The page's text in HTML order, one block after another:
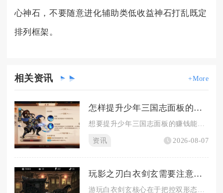
心神石，不要随意进化辅助类低收益神石打乱既定
排列框架。
相关资讯 +More
怎样提升少年三国志面板的赚钱能力
资讯 2026-08-07
玩影之刃白衣剑玄需要注意哪些策略和技巧
游玩白衣剑玄核心在于把控双形态能量循环、利用远程控场建立输出...